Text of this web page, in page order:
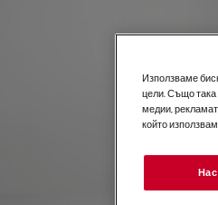
Използваме
цели. Също така
медии,
който